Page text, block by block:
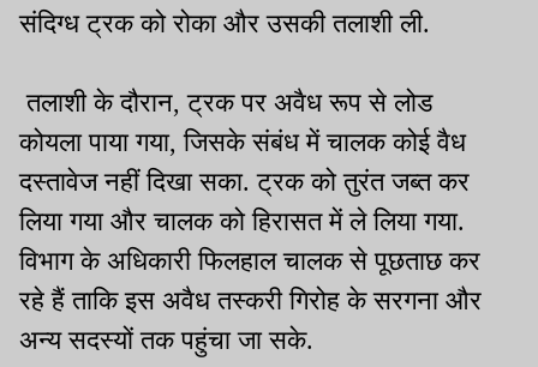
संदिग्ध ट्रक को रोका और उसकी तलाशी ली.
तलाशी के दौरान, ट्रक पर अवैध रूप से लोड
कोयला पाया गया, जिसके संबंध में चालक कोई वैध
दस्तावेज नहीं दिखा सका. ट्रक को तुरंत जब्त कर
लिया गया और चालक को हिरासत में ले लिया गया.
विभाग के अधिकारी फिलहाल चालक से पूछताछ कर
रहे हैं ताकि इस अवैध तस्करी गिरोह के सरगना और
अन्य सदस्यों तक पहुंचा जा सके.